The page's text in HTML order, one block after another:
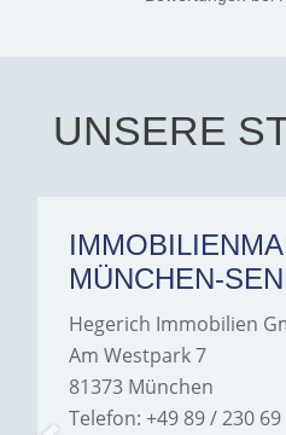
UNSERE
MÜNCHEN-
Hegerich Immobilien
Am Westpark 7
81373 München
Telefon: +49 89 / 230 69